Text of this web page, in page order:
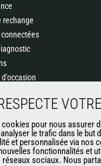
rechange
Manitou
pour nous assurer
le trafic dans le but
et personnalisée via nos
fonctionnalités et
sociaux. Nous